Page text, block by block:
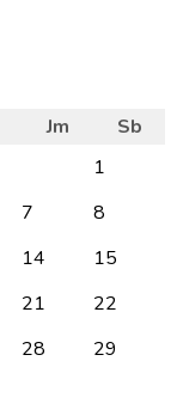
Jm
Sb
1
7
8
14
15
21
22
28
29